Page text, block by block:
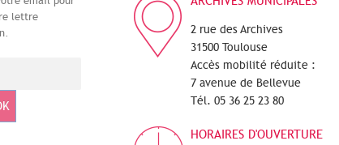
lettre
2 rue des Archives
31500 Toulouse
Accès mobilité réduite :
7 avenue de Bellevue
Tél. 05 36 25 23 80
HORAIRES D'OUVERTURE